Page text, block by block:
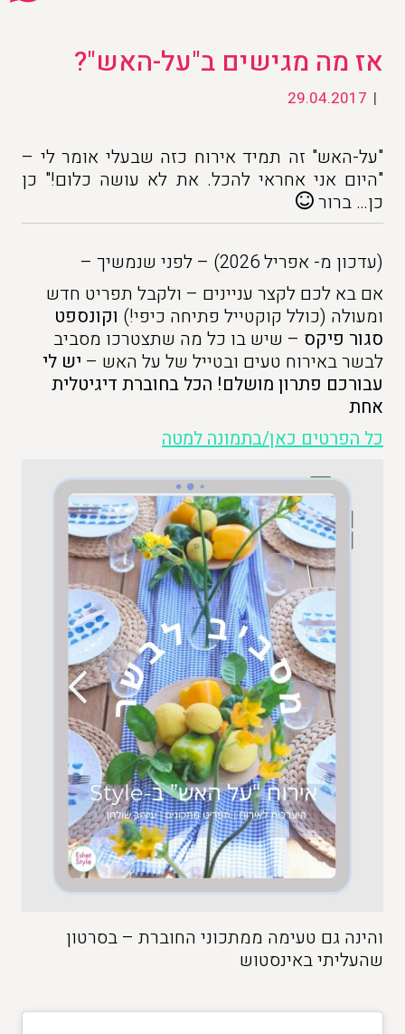
אז מה מגישים ב"על-האש"?
|
29.04.2017
"על-האש" זה תמיד אירוח כזה שבעלי אומר לי –
"היום אני אחראי להכל. את לא עושה כלום!" כן
כן… ברור
(עדכון מ- אפריל 2026) – לפני שנמשיך –
אם בא לכם לקצר עניינים – ולקבל תפריט חדש
ומעולה (כולל קוקטייל פתיחה כיפי!) וקונספט
סגור פיקס – שיש בו כל מה שתצטרכו מסביב
לבשר באירוח טעים ובטייל של על האש – יש לי
עבורכם פתרון מושלם! הכל בחוברת דיגיטלית
אחת
כל הפרטים כאן/בתמונה למטה
והינה גם טעימה ממתכוני החוברת – בסרטון
שהעליתי באינסטוש